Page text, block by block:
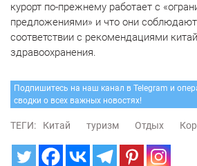
курорт по-прежнему работает с
предложениями» и что они
соответствии с рекомендациями
здравоохранения.
Подпишитесь на наш канал в Telegram и
сводки о всех важных новостях!
ТЕГИ: Китай туризм Отдых